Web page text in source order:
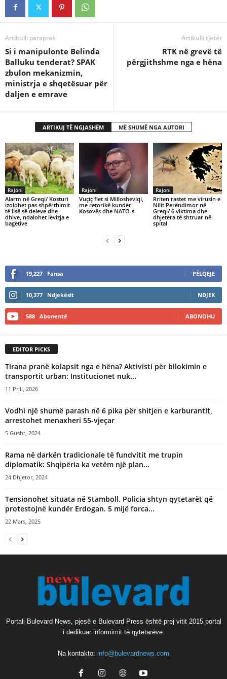
Artikulli paraprak
Si i manipulonte Belinda
Balluku tenderat? SPAK
zbulon mekanizmin,
ministrja e shqetësuar për
daljen e emrave
Artikulli tjetër
RTK në grevë të
përgjithshme nga e hëna
ARTIKUJ TË NGJASHËM MË SHUMË NGA AUTORI
Rajoni
Alarm në Greqi/ Kosturi
izolohet pas shpërthimit
të lisë së deleve dhe
dhive, ndalohet lëvizja e
bagëtive
Rajoni
​Vuçiç flet si Millosheviqi,
me retorikë kundër
Kosovës dhe NATO-s
Rajoni
Rriten rastet me virusin e
Nilit Perëndimor në
Greqi/ 6 viktima dhe
dhjetëra të shtruar në
spital
19,227 Fansa PËLQEJE
10,377 Ndjekësit NDJEK
588 Abonentë ABONOHU
EDITOR PICKS
Tirana pranë kolapsit nga e hëna? Aktivisti për bllokimin e
transportit urban: Institucionet nuk...
11 Prill, 2026
Vodhi një shumë parash në 6 pika për shitjen e karburantit,
arrestohet menaxheri 55-vjeçar
5 Gusht, 2024
Rama në darkën tradicionale të fundvitit me trupin
diplomatik: Shqipëria ka vetëm një plan...
24 Dhjetor, 2024
Tensionohet situata në Stamboll. Policia shtyn qytetarët që
protestojnë kundër Erdogan. 5 mijë forca...
22 Mars, 2025
Portali Bulevard News, pjesë e Bulevard Press është prej vitit 2015 portal
i dedikuar informimit të qytetarëve.
Na kontakto: info@bulevardnews.com